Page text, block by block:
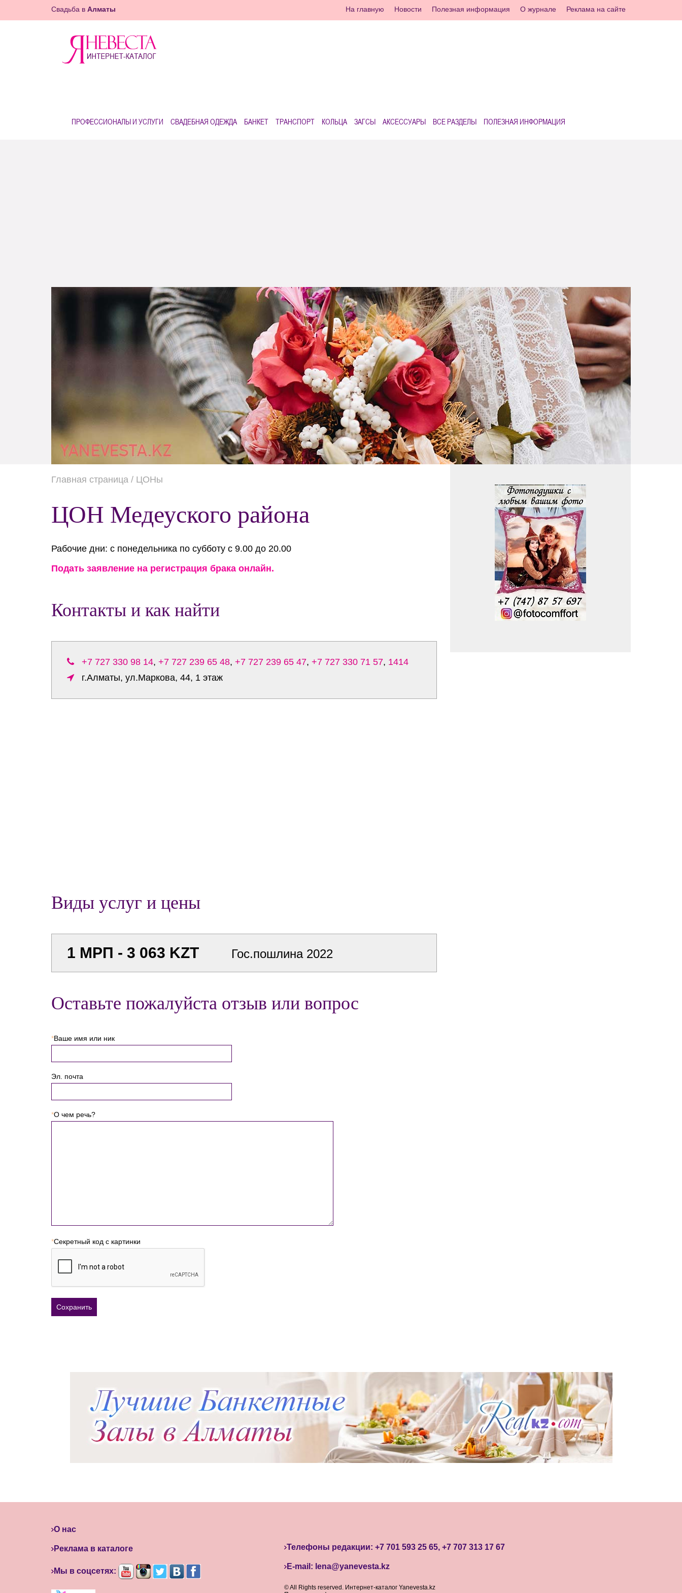
Свадьба в Алматы На главную Новости Полезная информация О журнале Реклама на сайте
ПРОФЕССИОНАЛЫ И УСЛУГИ СВАДЕБНАЯ ОДЕЖДА БАНКЕТ ТРАНСПОРТ КОЛЬЦА ЗАГСЫ АКСЕССУАРЫ ВСЕ РАЗДЕЛЫ ПОЛЕЗНАЯ ИНФОРМАЦИЯ
Главная страница / ЦОНы
ЦОН Медеуского района
Рабочие дни: с понедельника по субботу с 9.00 до 20.00
Подать заявление на регистрация брака онлайн.
Контакты и как найти
+7 727 330 98 14, +7 727 239 65 48, +7 727 239 65 47, +7 727 330 71 57, 1414
г.Алматы, ул.Маркова, 44, 1 этаж
Виды услуг и цены
1 МРП - 3 063 KZT Гос.пошлина 2022
Оставьте пожалуйста отзыв или вопрос
*Ваше имя или ник
Эл. почта
*О чем речь?
*Секретный код с картинки
О нас
Реклама в каталоге
Мы в соцсетях:
Телефоны редакции: +7 701 593 25 65, +7 707 313 17 67
E-mail: lena@yanevesta.kz
© All Rights reserved. Интернет-каталог Yanevesta.kz